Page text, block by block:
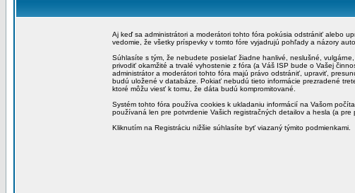
Aj keď sa administrátori a moderátori tohto fóra pokúsia odstrániť alebo
vedomie, že všetky príspevky v tomto fóre vyjadrujú pohľady a názory
Súhlasíte s tým, že nebudete posielať žiadne hanlivé, neslušné,
privodiť okamžité a trvalé vyhostenie z fóra (a Váš ISP bude o Vašej
administrátor a moderátori tohto fóra majú právo odstrániť, upraviť,
budú uložené v databáze. Pokiať nebudú tieto informácie prezradené
ktoré môžu viesť k tomu, že dáta budú kompromitované.
Systém tohto fóra používa cookies k ukladaniu informácií na Vašom
používaná len pre potvrdenie Vašich registračných detailov a hesla (a
Kliknutím na Registráciu nižšie súhlasíte byť viazaný týmito podmienkami.